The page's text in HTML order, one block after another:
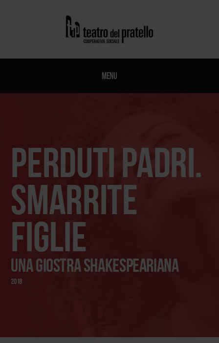
Menu
Perduti padri.
Smarrite
figlie
Una giostra shakespeariana
2018